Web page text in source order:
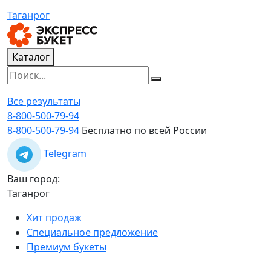
Таганрог
Каталог
Все результаты
8-800-500-79-94
8-800-500-79-94 Бесплатно по всей России
Telegram
Ваш город:
Таганрог
Хит продаж
Специальное предложение
Премиум букеты